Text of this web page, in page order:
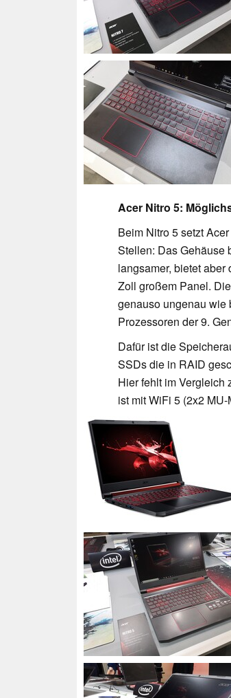
Acer Nitro 5:
Beim Nitro 5 setzt
Stellen: Das Gehäuse
langsamer, bietet
Zoll großem Panel.
genauso ungenau wie
Prozessoren der 9.
Dafür ist die
SSDs die in RAID
Hier fehlt im Vergleich
ist mit WiFi 5 (2x2